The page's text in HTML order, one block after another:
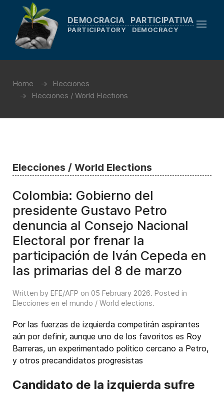
DEMOCRACIA PARTICIPATIVA
PARTICIPATORY DEMOCRACY
Home
Elecciones
Elecciones / World Elections
Elecciones / World Elections
Colombia: Gobierno del
presidente Gustavo Petro
denuncia al Consejo Nacional
Electoral por frenar la
participación de Iván Cepeda en
las primarias del 8 de marzo
Written by EFE/AFP on 05 February 2026. Posted in
Elecciones en el mundo / World elections.
Por las fuerzas de izquierda competirán aspirantes
aún por definir, aunque uno de los favoritos es Roy
Barreras, un experimentado político cercano a Petro,
y otros precandidatos progresistas
Candidato de la izquierda sufre